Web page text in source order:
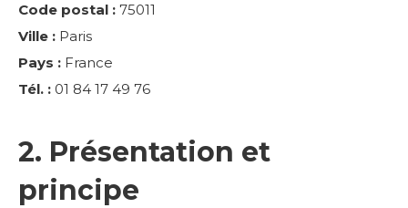
Code postal : 75011
Ville : Paris
Pays : France
Tél. : 01 84 17 49 76
2. Présentation et
principe